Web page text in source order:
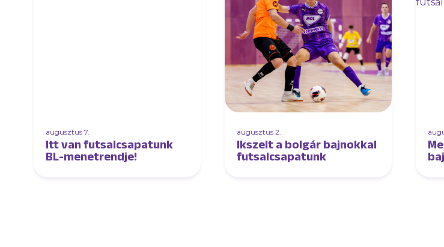
augusztus 7.
Itt van futsalcsapatunk
BL-menetrendje!
augusztus 2.
Ikszelt a bolgár bajnokkal
futsalcsapatunk